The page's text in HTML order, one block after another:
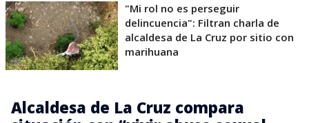
"Mi rol no es perseguir
delincuencia": Filtran charla de
alcaldesa de La Cruz por sitio con
marihuana
Alcaldesa de La Cruz compara